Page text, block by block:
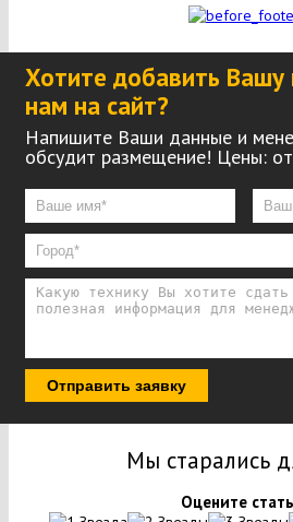
Хотите добавить
нам на сайт?
Напишите Ваши данные и
обсудит размещение! Цены:
Отправить заявку
Мы старались
Оцените